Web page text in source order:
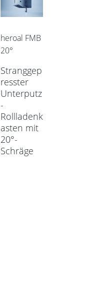
heroal FMB
20°
Stranggep
resster
Unterputz
-
Rollladenk
asten mit
20°-
Schräge